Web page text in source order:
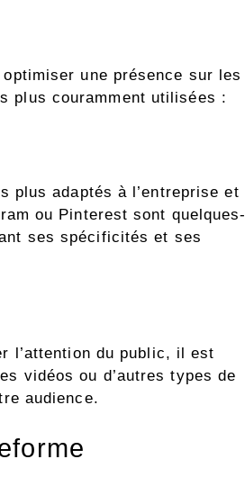
une présence sur les
plus couramment utilisées :
plus adaptés à l’entreprise et
ou Pinterest sont quelques-
ses spécificités et ses
l’attention du public, il est
vidéos ou d’autres types de
audience.